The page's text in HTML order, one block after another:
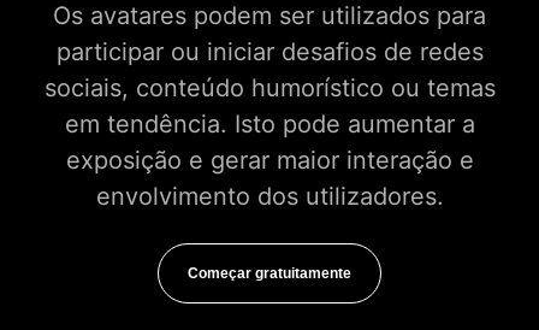
Os avatares podem ser utilizados para
participar ou iniciar desafios de redes
sociais, conteúdo humorístico ou temas
em tendência. Isto pode aumentar a
exposição e gerar maior interação e
envolvimento dos utilizadores.
Começar gratuitamente